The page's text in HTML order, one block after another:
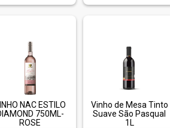
NAC ESTILO
750ML-
ROSE
Vinho de Mesa Tinto
Suave São Pasqual
1L